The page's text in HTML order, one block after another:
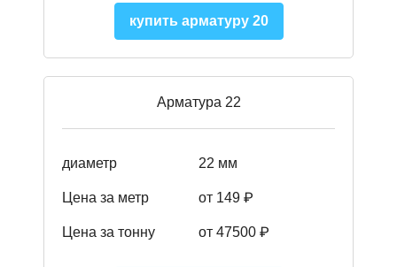
купить арматуру 20
Арматура 22
диаметр 22 мм
Цена за метр от 149 ₽
Цена за тонну от 47500 ₽